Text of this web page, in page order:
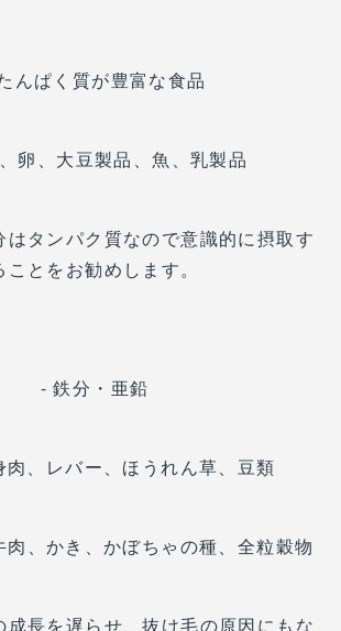
んぱく質が豊富な食品
卵、大豆製品、魚、乳製品
はタンパク質なので意識的に摂取す
ことをお勧めします。
- 鉄分・亜鉛
、レバー、ほうれん草、豆類
、かき、かぼちゃの種、全粒穀物
成長を遅らせ、抜け毛の原因にもな